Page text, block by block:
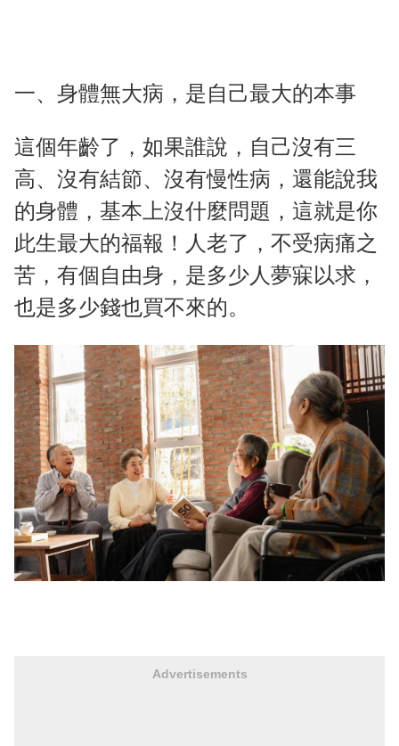
一、身體無大病，是自己最大的本事
這個年齡了，如果誰說，自己沒有三
高、沒有結節、沒有慢性病，還能說我
的身體，基本上沒什麼問題，這就是你
此生最大的福報！人老了，不受病痛之
苦，有個自由身，是多少人夢寐以求，
也是多少錢也買不來的。
Advertisements